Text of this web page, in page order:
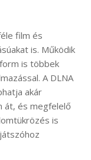
film és
is. Működik
is többek
A DLNA
akár
át, és megfelelő
is